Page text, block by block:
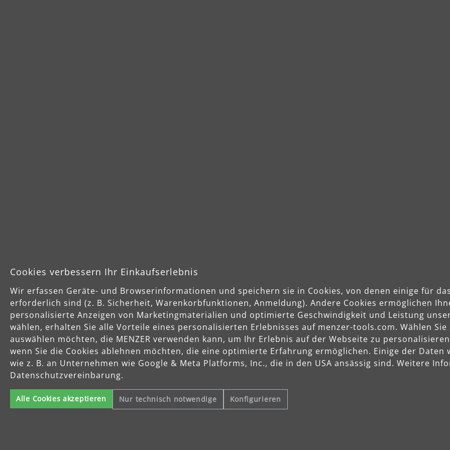
Anwendungsbereiche
Reinigung
Cookies verbessern Ihr Einkaufserlebnis
Wir erfassen Geräte- und Browserinformationen und speichern sie in Cookies, von denen einige für
erforderlich sind (z. B. Sicherheit, Warenkorbfunktionen, Anmeldung). Andere Cookies ermöglichen
personalisierte Anzeigen von Marketingmaterialien und optimierte Geschwindigkeit und Leistung
wählen, erhalten Sie alle Vorteile eines personalisierten Erlebnisses auf menzer-tools.com. Wählen Sie
auswählen möchten, die MENZER verwenden kann, um Ihr Erlebnis auf der Webseite zu
wenn Sie die Cookies ablehnen möchten, die eine optimierte Erfahrung ermöglichen. Einige der
wie z. B. an Unternehmen wie Google & Meta Platforms, Inc., die in den USA ansässig sind. Weitere
Datenschutzvereinbarung.
Alle Cookies akzeptieren Nur technisch notwendige Konfigurieren